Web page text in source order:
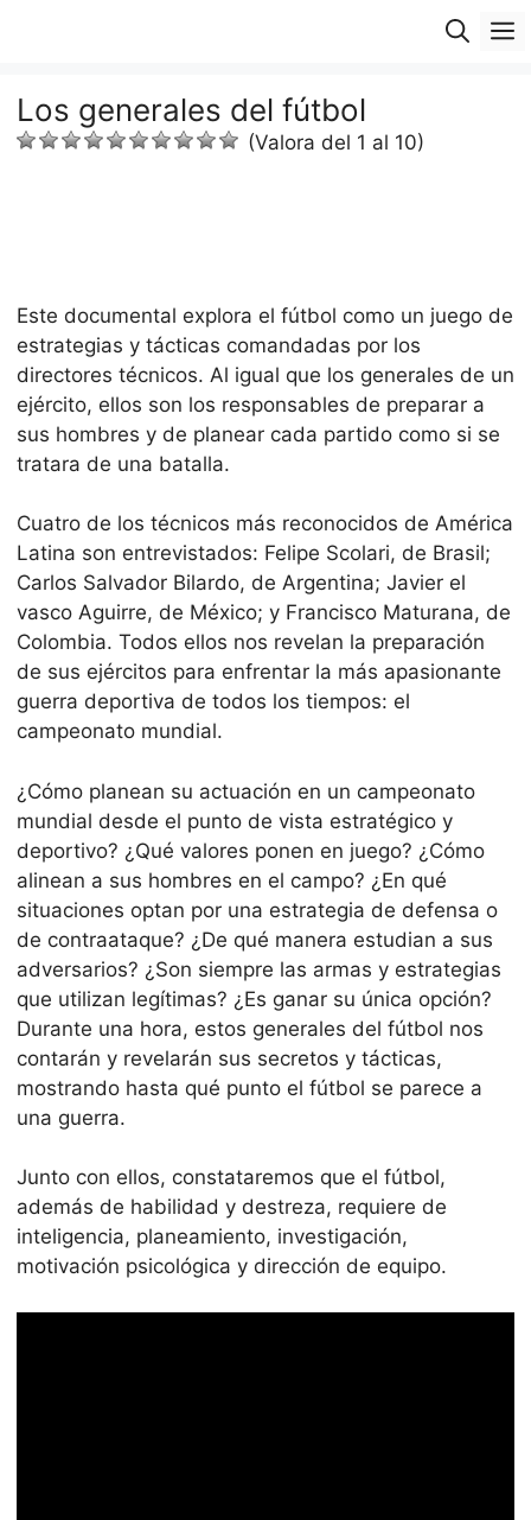
Los generales del fútbol
(Valora del 1 al 10)
Este documental explora el fútbol como un juego de
estrategias y tácticas comandadas por los
directores técnicos. Al igual que los generales de un
ejército, ellos son los responsables de preparar a
sus hombres y de planear cada partido como si se
tratara de una batalla.
Cuatro de los técnicos más reconocidos de América
Latina son entrevistados: Felipe Scolari, de Brasil;
Carlos Salvador Bilardo, de Argentina; Javier el
vasco Aguirre, de México; y Francisco Maturana, de
Colombia. Todos ellos nos revelan la preparación
de sus ejércitos para enfrentar la más apasionante
guerra deportiva de todos los tiempos: el
campeonato mundial.
¿Cómo planean su actuación en un campeonato
mundial desde el punto de vista estratégico y
deportivo? ¿Qué valores ponen en juego? ¿Cómo
alinean a sus hombres en el campo? ¿En qué
situaciones optan por una estrategia de defensa o
de contraataque? ¿De qué manera estudian a sus
adversarios? ¿Son siempre las armas y estrategias
que utilizan legítimas? ¿Es ganar su única opción?
Durante una hora, estos generales del fútbol nos
contarán y revelarán sus secretos y tácticas,
mostrando hasta qué punto el fútbol se parece a
una guerra.
Junto con ellos, constataremos que el fútbol,
además de habilidad y destreza, requiere de
inteligencia, planeamiento, investigación,
motivación psicológica y dirección de equipo.